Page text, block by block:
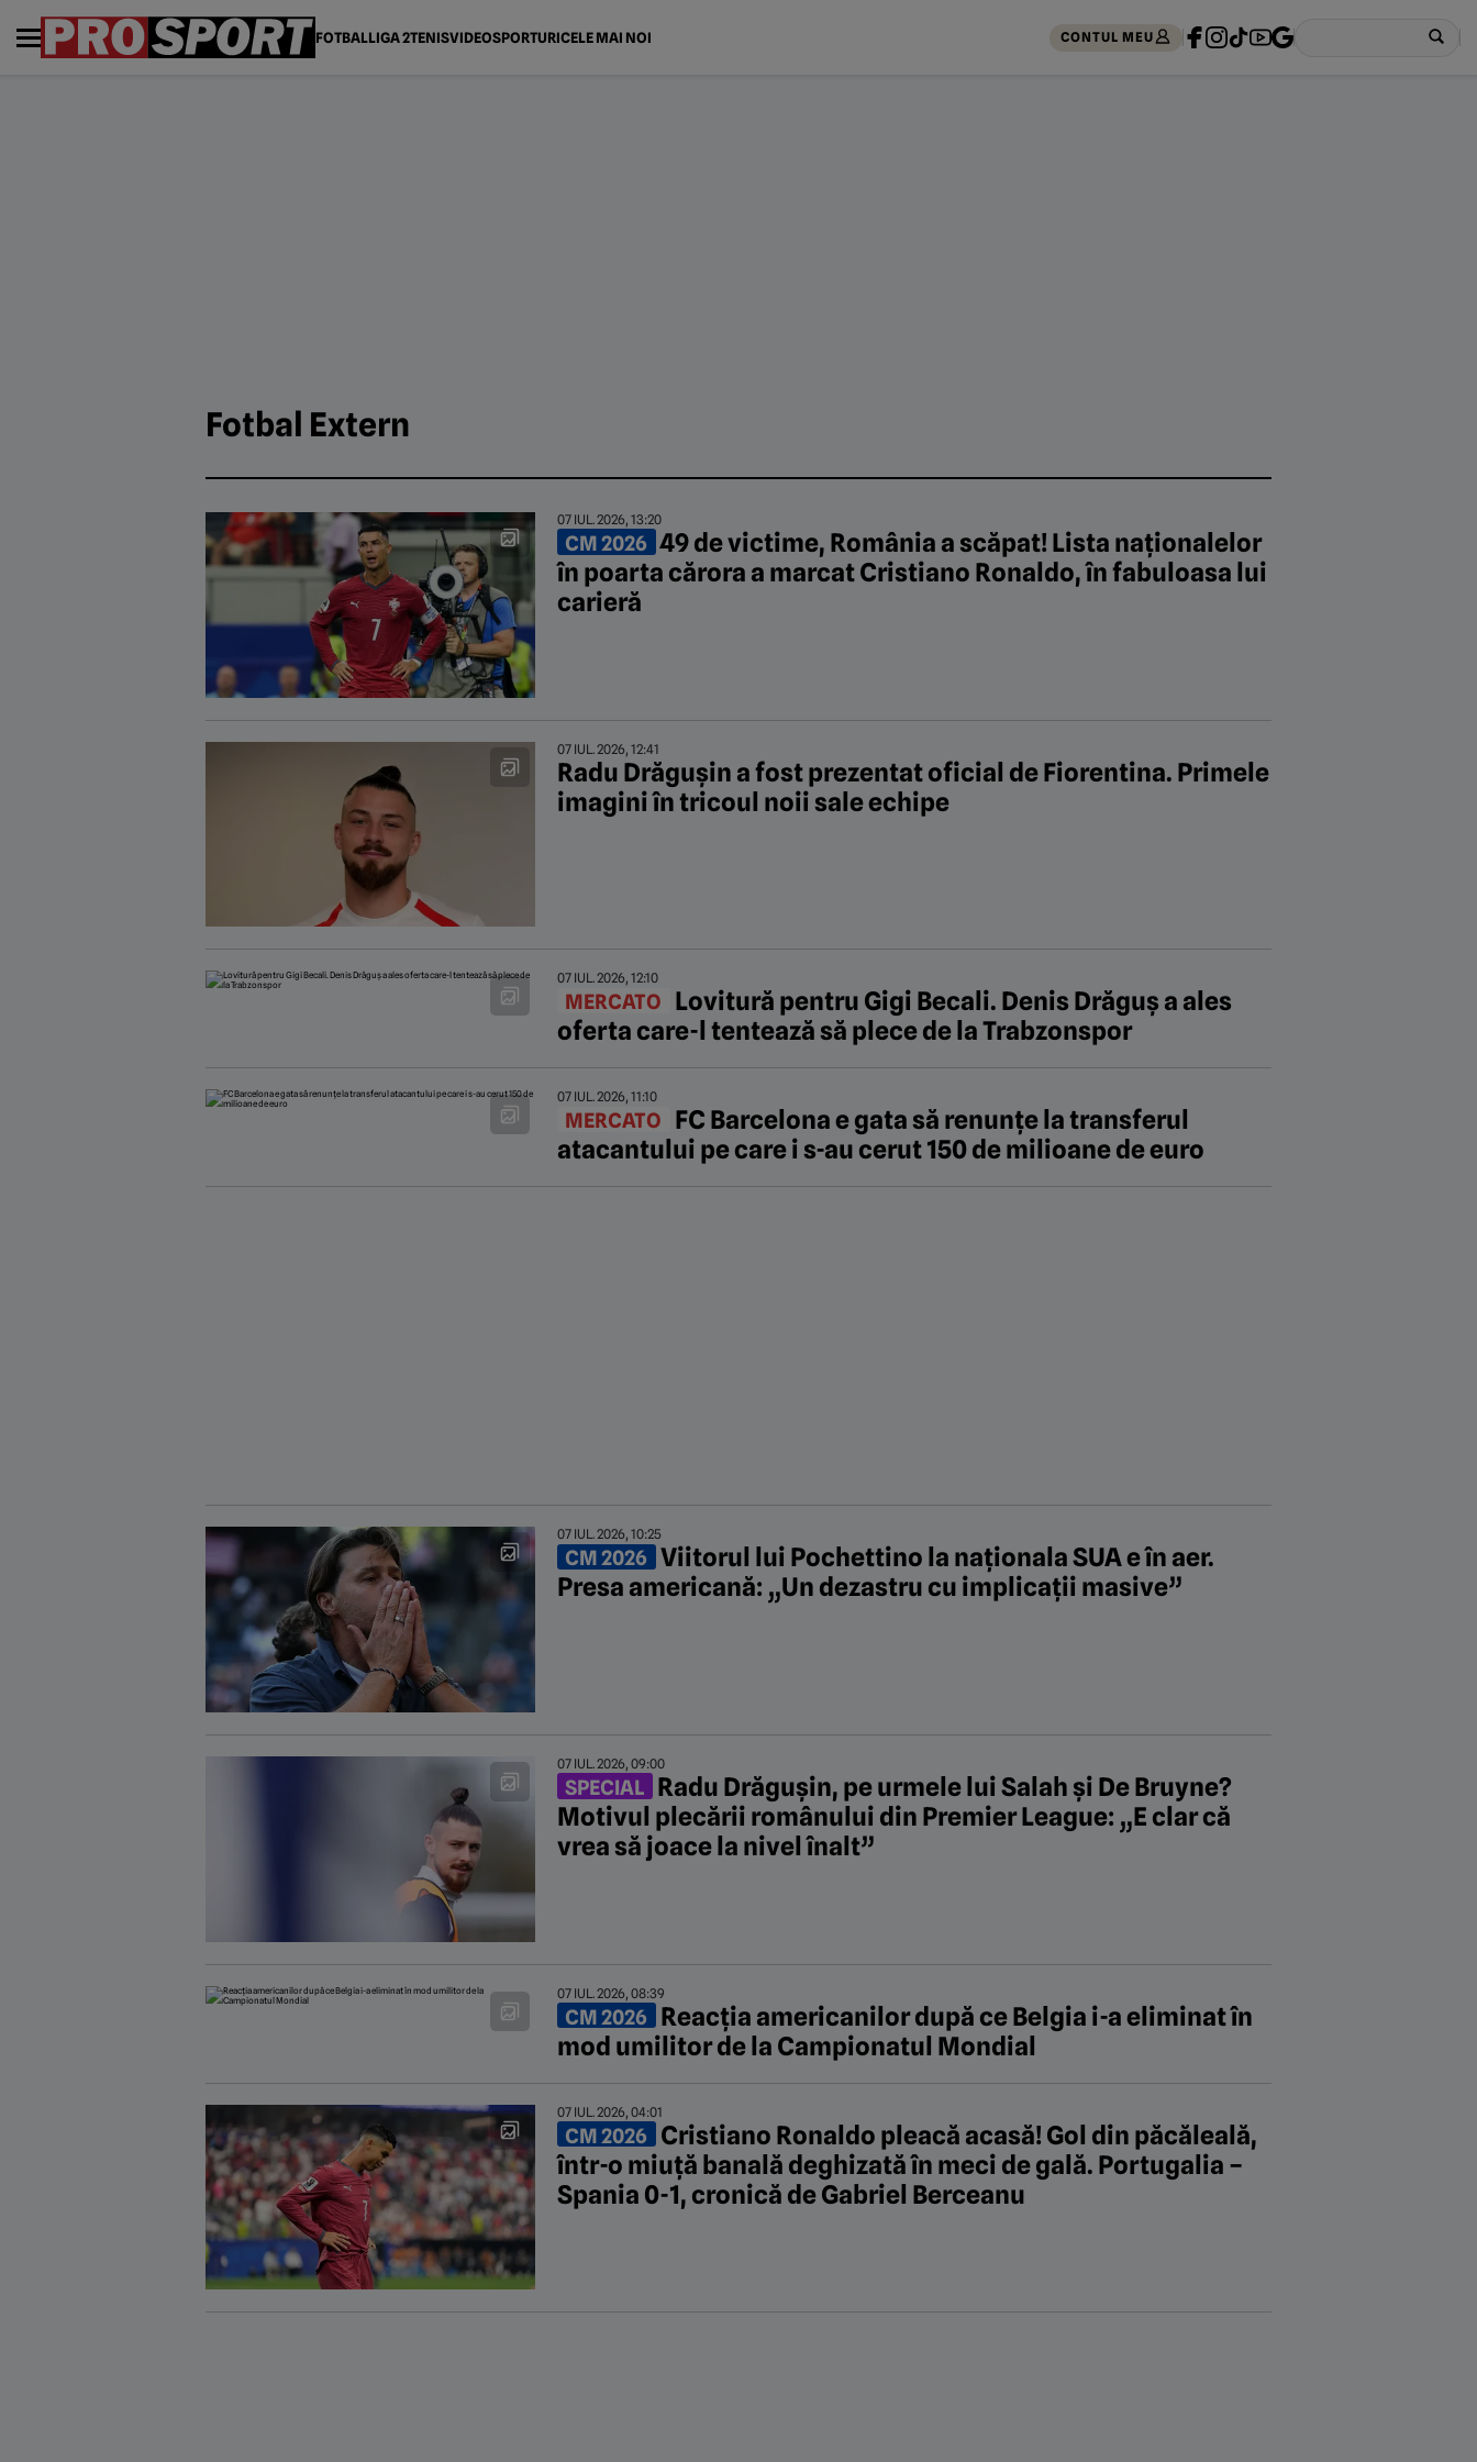
FOTBALLIGA 2TENISVIDEOSPORTURICELE MAI NOI CONTUL MEU
Fotbal Extern
07 IUL. 2026, 13:20
CM 2026 49 de victime, România a scăpat! Lista naționalelor
în poarta cărora a marcat Cristiano Ronaldo, în fabuloasa lui
carieră
07 IUL. 2026, 12:41
Radu Drăgușin a fost prezentat oficial de Fiorentina. Primele
imagini în tricoul noii sale echipe
07 IUL. 2026, 12:10
MERCATO
Lovitură pentru Gigi Becali. Denis Drăguș a ales
oferta care-l tentează să plece de la Trabzonspor
07 IUL. 2026, 11:10
MERCATO
FC Barcelona e gata să renunțe la transferul
atacantului pe care i s-au cerut 150 de milioane de euro
07 IUL. 2026, 10:25
CM 2026 Viitorul lui Pochettino la naționala SUA e în aer.
Presa americană: „Un dezastru cu implicații masive”
07 IUL. 2026, 09:00
SPECIAL Radu Drăgușin, pe urmele lui Salah și De Bruyne?
Motivul plecării românului din Premier League: „E clar că
vrea să joace la nivel înalt”
07 IUL. 2026, 08:39
CM 2026
Reacția americanilor după ce Belgia i-a eliminat în
mod umilitor de la Campionatul Mondial
07 IUL. 2026, 04:01
CM 2026
Cristiano Ronaldo pleacă acasă! Gol din păcăleală,
într-o miuță banală deghizată în meci de gală. Portugalia –
Spania 0-1, cronică de Gabriel Berceanu